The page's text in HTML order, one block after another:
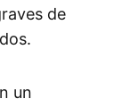
de
un